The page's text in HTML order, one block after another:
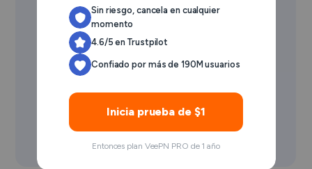
Sin riesgo, cancela en cualquier
momento
4.6/5 en Trustpilot
Confiado por más de 190M usuarios
Inicia prueba de $1
Entonces plan VeePN PRO de 1 año